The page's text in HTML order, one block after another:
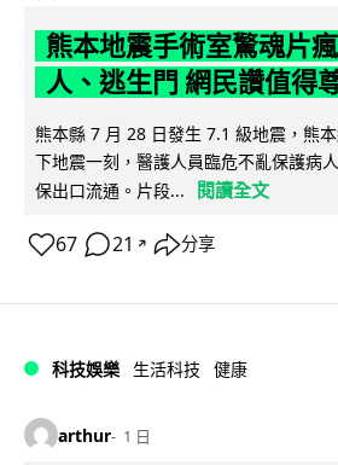
熊本地震手術室驚魂片
人、逃生門 網民讚值得
熊本縣 7 月 28 日發生 7.1 級地震，熊
下地震一刻，醫護人員臨危不亂保護病
保出口流通。片段...
閱讀全文
67 21 ↗ 分享
科技娛樂 生活科技 健康
arthur 1 日